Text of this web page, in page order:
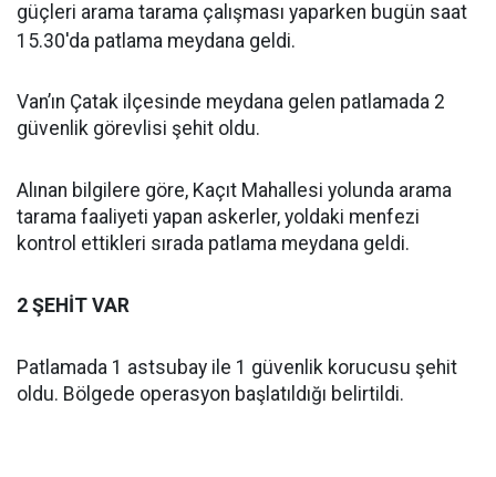
güçleri arama tarama çalışması yaparken bugün saat
15.30'da patlama meydana geldi.
Van’ın Çatak ilçesinde meydana gelen patlamada 2
güvenlik görevlisi şehit oldu.
Alınan bilgilere göre, Kaçıt Mahallesi yolunda arama
tarama faaliyeti yapan askerler, yoldaki menfezi
kontrol ettikleri sırada patlama meydana geldi.
2 ŞEHİT VAR
Patlamada 1 astsubay ile 1 güvenlik korucusu şehit
oldu. Bölgede operasyon başlatıldığı belirtildi.